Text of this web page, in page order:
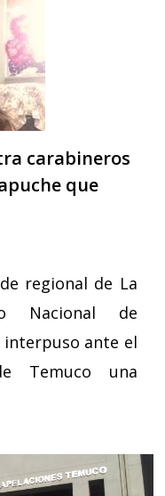
carabineros
que
regional de La
Nacional de
interpuso ante el
Temuco una